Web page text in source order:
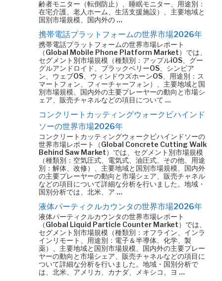
齢者モニター（転倒防止）、睡眠モニター、用途別：
在宅介護、老人ホーム、生活支援施設）、主要地域と
国別市場規模、国内外の …
携帯電話プラットフォームの世界市場2026年
携帯電話プラットフォームの世界市場レポート
（Global Mobile Phone Platform Market）では、
セグメント別市場規模（種類別：アップルiOS、グー
グルアンドロイド、ブラックベリーOS、シンビア
ン、ウェブOS、ウィンドウズホーンOS、用途別：ス
マートフォン、フィーチャーフォン）、主要地域と国
別市場規模、国内外の主要プレーヤーの動向と市場シ
ェア、販売チャネルなどの項目について …
コンクリートカッティングウォークビハインド
ソーの世界市場2026年
コンクリートカッティングウォークビハインドソーの
世界市場レポート（Global Concrete Cutting Walk
Behind Saw Market）では、セグメント別市場規模
（種類別：空気圧式、電気式、油圧式、その他、用途
別：解体、改修）、主要地域と国別市場規模、国内外
の主要プレーヤーの動向と市場シェア、販売チャネル
などの項目について詳細な分析を行いました。地域・
国別分析では、北米、ア …
液体パーティクルカウンタの世界市場2026年
液体パーティクルカウンタの世界市場レポート
（Global Liquid Particle Counter Market）では、
セグメント別市場規模（種類別：オフライン、インラ
インリモート、用途別：電子＆半導体、化学、製
薬）、主要地域と国別市場規模、国内外の主要プレー
ヤーの動向と市場シェア、販売チャネルなどの項目に
ついて詳細な分析を行いました。地域・国別分析で
は、北米、アメリカ、カナダ、メキシコ、ヨ …